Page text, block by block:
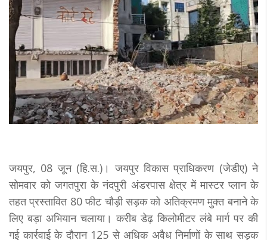
जयपुर, 08 जून (हि.स.)। जयपुर विकास प्राधिकरण (जेडीए) ने
सोमवार को जगतपुरा के नंदपुरी अंडरपास क्षेत्र में मास्टर प्लान के
तहत प्रस्तावित 80 फीट चौड़ी सड़क को अतिक्रमण मुक्त बनाने के
लिए बड़ा अभियान चलाया। करीब डेढ़ किलोमीटर लंबे मार्ग पर की
गई कार्रवाई के दौरान 125 से अधिक अवैध निर्माणों के साथ सड़क